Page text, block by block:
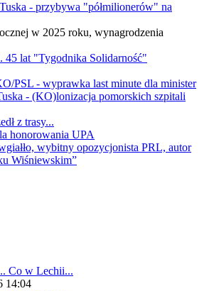
- przybywa "półmilionerów" na
w 2025 roku, wynagrodzenia
45 lat "Tygodnika Solidarność"
PSL - wyprawka last minute dla minister
- (KO)lonizacja pomorskich szpitali
z trasy...
honorowania UPA
wybitny opozycjonista PRL, autor
Wiśniewskim”
14:04